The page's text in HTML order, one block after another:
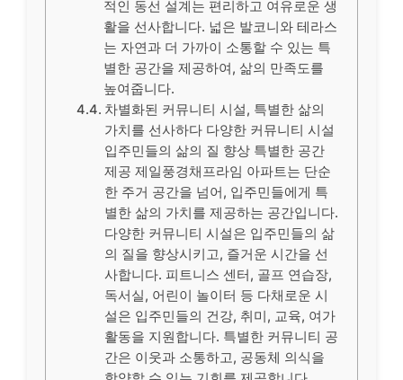
적인 동선 설계는 편리하고 여유로운 생
활을 선사합니다. 넓은 발코니와 테라스
는 자연과 더 가까이 소통할 수 있는 특
별한 공간을 제공하여, 삶의 만족도를
높여줍니다.
차별화된 커뮤니티 시설, 특별한 삶의
가치를 선사하다 다양한 커뮤니티 시설
입주민들의 삶의 질 향상 특별한 공간
제공 제일풍경채프라임 아파트는 단순
한 주거 공간을 넘어, 입주민들에게 특
별한 삶의 가치를 제공하는 공간입니다.
다양한 커뮤니티 시설은 입주민들의 삶
의 질을 향상시키고, 즐거운 시간을 선
사합니다. 피트니스 센터, 골프 연습장,
독서실, 어린이 놀이터 등 다채로운 시
설은 입주민들의 건강, 취미, 교육, 여가
활동을 지원합니다. 특별한 커뮤니티 공
간은 이웃과 소통하고, 공동체 의식을